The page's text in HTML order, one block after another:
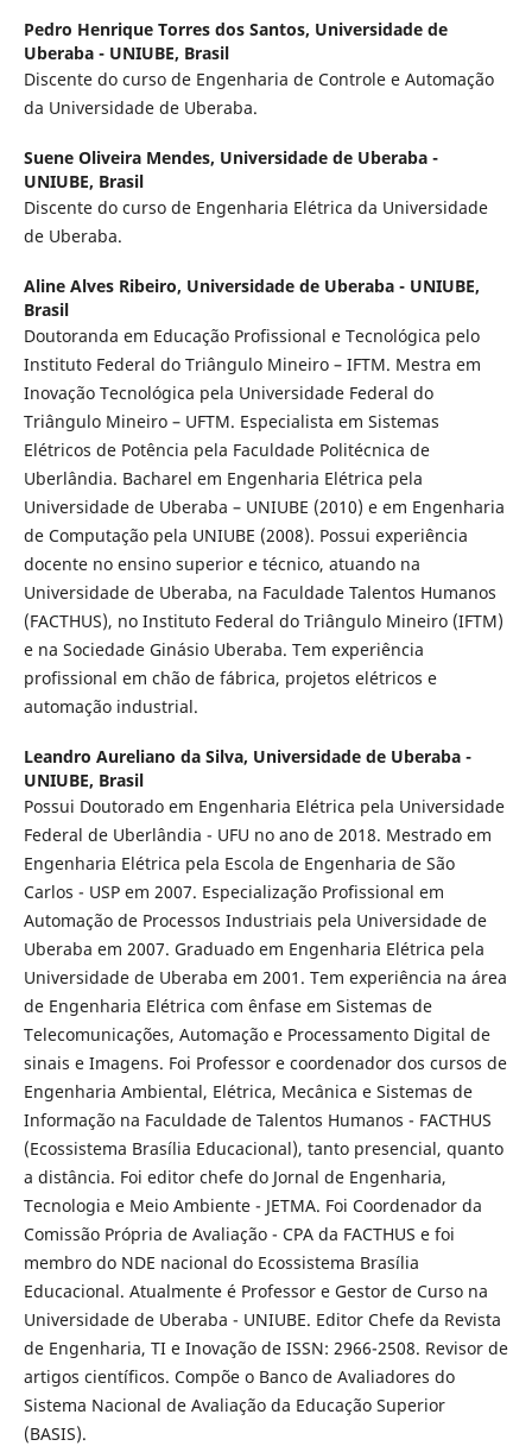
Pedro Henrique Torres dos Santos, Universidade de
Uberaba - UNIUBE, Brasil
Discente do curso de Engenharia de Controle e Automação
da Universidade de Uberaba.
Suene Oliveira Mendes, Universidade de Uberaba -
UNIUBE, Brasil
Discente do curso de Engenharia Elétrica da Universidade
de Uberaba.
Aline Alves Ribeiro, Universidade de Uberaba - UNIUBE,
Brasil
Doutoranda em Educação Profissional e Tecnológica pelo
Instituto Federal do Triângulo Mineiro – IFTM. Mestra em
Inovação Tecnológica pela Universidade Federal do
Triângulo Mineiro – UFTM. Especialista em Sistemas
Elétricos de Potência pela Faculdade Politécnica de
Uberlândia. Bacharel em Engenharia Elétrica pela
Universidade de Uberaba – UNIUBE (2010) e em Engenharia
de Computação pela UNIUBE (2008). Possui experiência
docente no ensino superior e técnico, atuando na
Universidade de Uberaba, na Faculdade Talentos Humanos
(FACTHUS), no Instituto Federal do Triângulo Mineiro (IFTM)
e na Sociedade Ginásio Uberaba. Tem experiência
profissional em chão de fábrica, projetos elétricos e
automação industrial.
Leandro Aureliano da Silva, Universidade de Uberaba -
UNIUBE, Brasil
Possui Doutorado em Engenharia Elétrica pela Universidade
Federal de Uberlândia - UFU no ano de 2018. Mestrado em
Engenharia Elétrica pela Escola de Engenharia de São
Carlos - USP em 2007. Especialização Profissional em
Automação de Processos Industriais pela Universidade de
Uberaba em 2007. Graduado em Engenharia Elétrica pela
Universidade de Uberaba em 2001. Tem experiência na área
de Engenharia Elétrica com ênfase em Sistemas de
Telecomunicações, Automação e Processamento Digital de
sinais e Imagens. Foi Professor e coordenador dos cursos de
Engenharia Ambiental, Elétrica, Mecânica e Sistemas de
Informação na Faculdade de Talentos Humanos - FACTHUS
(Ecossistema Brasília Educacional), tanto presencial, quanto
a distância. Foi editor chefe do Jornal de Engenharia,
Tecnologia e Meio Ambiente - JETMA. Foi Coordenador da
Comissão Própria de Avaliação - CPA da FACTHUS e foi
membro do NDE nacional do Ecossistema Brasília
Educacional. Atualmente é Professor e Gestor de Curso na
Universidade de Uberaba - UNIUBE. Editor Chefe da Revista
de Engenharia, TI e Inovação de ISSN: 2966-2508. Revisor de
artigos científicos. Compõe o Banco de Avaliadores do
Sistema Nacional de Avaliação da Educação Superior
(BASIS).